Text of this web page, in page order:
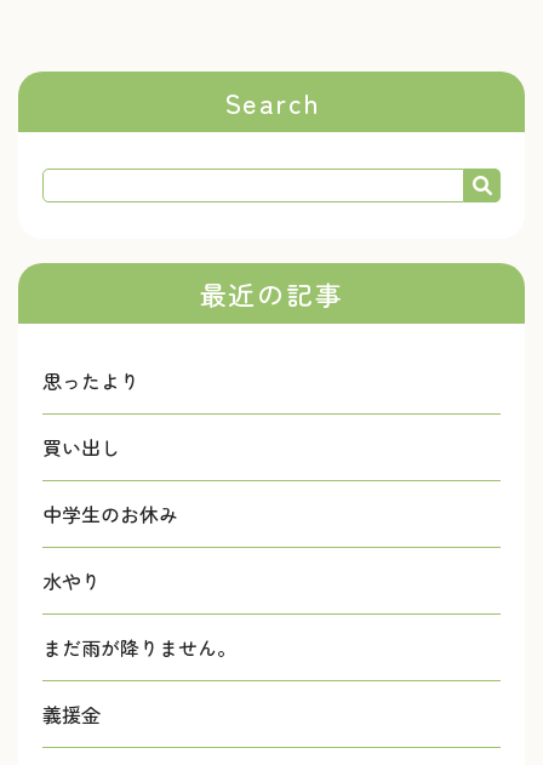
Search
最近の記事
思ったより
買い出し
中学生のお休み
水やり
まだ雨が降りません。
義援金